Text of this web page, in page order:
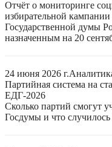
Отчёт о мониторинге
избирательной
Государственной думы
назначенным на 20
24 июня 2026 г.
Партийная система на
ЕДГ-2026
Сколько партий смогут
Госдумы и что